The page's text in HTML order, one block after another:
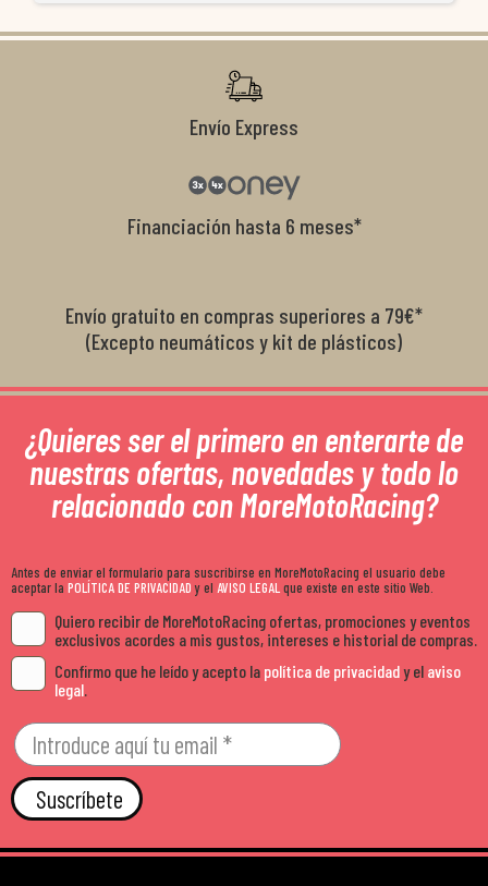
Envío Express
Financiación hasta 6 meses*
Envío gratuito en compras superiores a 79€*
(Excepto neumáticos y kit de plásticos)
¿Quieres ser el primero en enterarte de
nuestras ofertas, novedades y todo lo
relacionado con MoreMotoRacing?
Antes de enviar el formulario para suscribirse en MoreMotoRacing el usuario debe
aceptar la POLÍTICA DE PRIVACIDADy el AVISO LEGALque existe en este sitio Web.
Quiero recibir de MoreMotoRacing ofertas, promociones y eventos
exclusivos acordes a mis gustos, intereses e historial de compras.
Confirmo que he leído y acepto la política de privacidady el aviso
legal
Suscríbete